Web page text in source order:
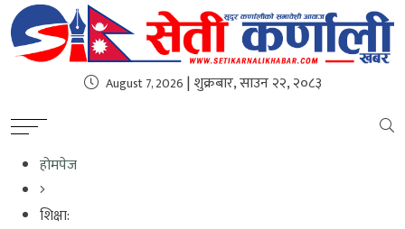
August 7, 2026 | शुक्रबार, साउन २२, २०८३
होमपेज
शिक्षा: